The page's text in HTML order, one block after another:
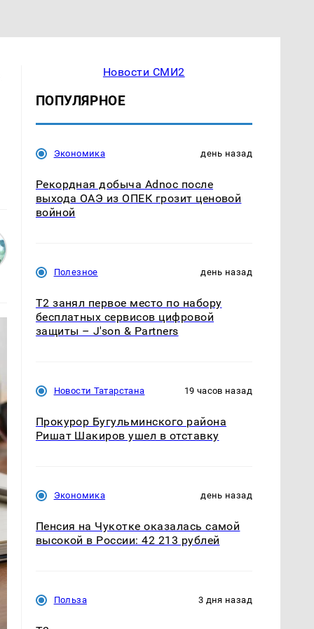
Новости СМИ2
ПОПУЛЯРНОЕ
Экономика день назад
Рекордная добыча Adnoc после
выхода ОАЭ из ОПЕК грозит ценовой
войной
Полезное день назад
Т2 занял первое место по набору
бесплатных сервисов цифровой
защиты – J'son & Partners
Новости Татарстана 19 часов назад
Прокурор Бугульминского района
Ришат Шакиров ушел в отставку
Экономика день назад
Пенсия на Чукотке оказалась самой
высокой в России: 42 213 рублей
Польза 3 дня назад